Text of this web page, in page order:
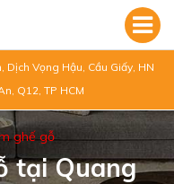
Dịch Vọng Hậu, Cầu Giấy, HN
Q12, TP HCM
ghế gỗ
tại Quang